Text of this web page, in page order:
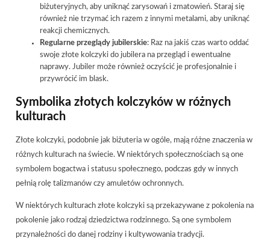
biżuteryjnych, aby uniknąć zarysowań i zmatowień. Staraj się
również nie trzymać ich razem z innymi metalami, aby uniknąć
reakcji chemicznych.
Regularne przeglądy jubilerskie: Raz na jakiś czas warto oddać
swoje złote kolczyki do jubilera na przegląd i ewentualne
naprawy. Jubiler może również oczyścić je profesjonalnie i
przywrócić im blask.
Symbolika złotych kolczyków w różnych
kulturach
Złote kolczyki, podobnie jak biżuteria w ogóle, mają różne znaczenia w
różnych kulturach na świecie. W niektórych społecznościach są one
symbolem bogactwa i statusu społecznego, podczas gdy w innych
pełnią rolę talizmanów czy amuletów ochronnych.
W niektórych kulturach złote kolczyki są przekazywane z pokolenia na
pokolenie jako rodzaj dziedzictwa rodzinnego. Są one symbolem
przynależności do danej rodziny i kultywowania tradycji.